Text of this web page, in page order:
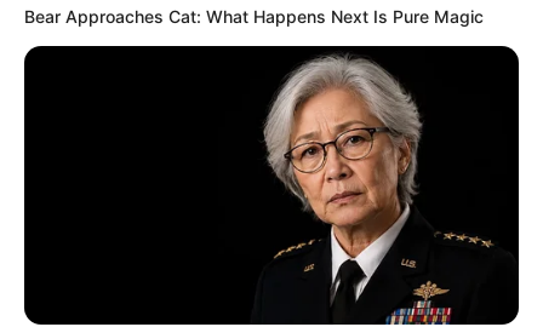
Manifesto de Mobilização em
defesa do PLP 185.
CONACS,Notícia
Bear Approaches Cat: What Happens Next Is Pure Magic